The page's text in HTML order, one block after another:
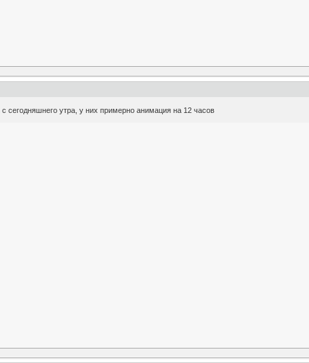
сегодняшнего утра, у них примерно анимация на 12 часов